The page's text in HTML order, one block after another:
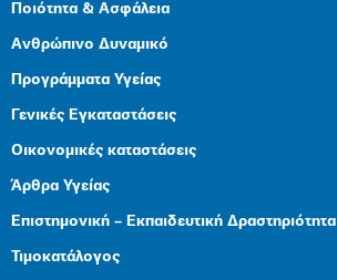
Ποιότητα & Ασφάλεια
Ανθρώπινο Δυναμικό
Προγράμματα Υγείας
Γενικές Εγκαταστάσεις
Οικονομικές καταστάσεις
Άρθρα Υγείας
Επιστημονική – Εκπαιδευτική Δραστηριότητα
Τιμοκατάλογος